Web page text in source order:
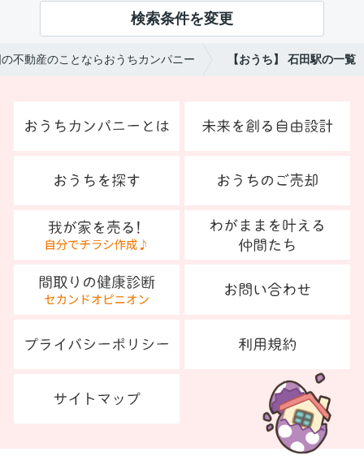
検索条件を変更
不動産のことならおうちカンパニー 【おうち】 石田駅の一覧